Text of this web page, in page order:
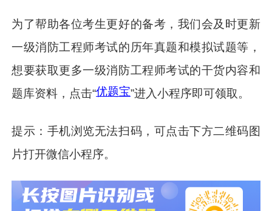
为了帮助各位考生更好的备考，我们会及时更新
一级消防工程师考试的历年真题和模拟试题等，
想要获取更多一级消防工程师考试的干货内容和
题库资料，点击“优题宝”进入小程序即可领取。
提示：手机浏览无法扫码，可点击下方二维码图
片打开微信小程序。